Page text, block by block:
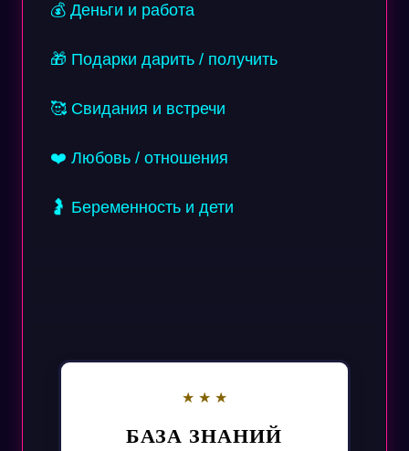
💰 Деньги и работа
🎁 Подарки дарить / получить
🥰 Свидания и встречи
❤️ Любовь / отношения
🤰 Беременность и дети
БАЗА ЗНАНИЙ